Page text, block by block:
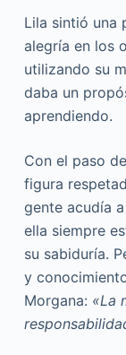
Lila sintió una
alegría en los
utilizando su
daba un
aprendiendo.
Con el paso
figura
gente acudía
ella siempre
su sabiduría.
y
Morgana: «La